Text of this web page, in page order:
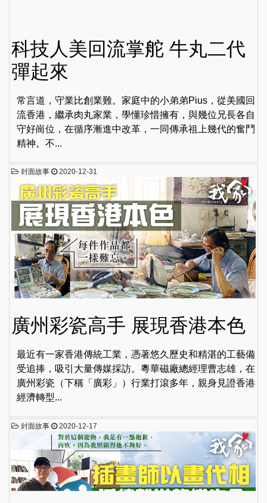
科技人美回流掌舵 牛丸二代
彈起來
常言道，守業比創業難。家庭中的小弟弟Pius，從美國回
流香港，繼承肉丸家業，學懂珍惜擁有，與幾位兄長各自
守好崗位，在循序漸進中改革，一同傳承祖上幾代的奮鬥
精神。不...
封面故事 2020-12-31
廣州彩瓷高手 展現香港本色
最近有一家香港傳統工業，憑著悠久歷史和精湛的工藝備
受追捧，吸引大量傳媒採訪。粵華磁廠總經理曹志雄，在
廣州彩瓷（下稱「廣彩」）行業打滾多年，親身見證香港
經濟轉型...
封面故事 2020-12-17